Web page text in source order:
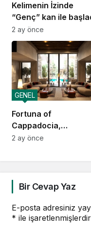
Kelimenin İzinde
“Genç” kan ile
2 ay önce
Fortuna of
Cappadocia,
Autograph Collection
GENEL
2 ay önce
Bir Cevap Yaz
E-posta adresiniz
* ile işaretlenmişlerdir